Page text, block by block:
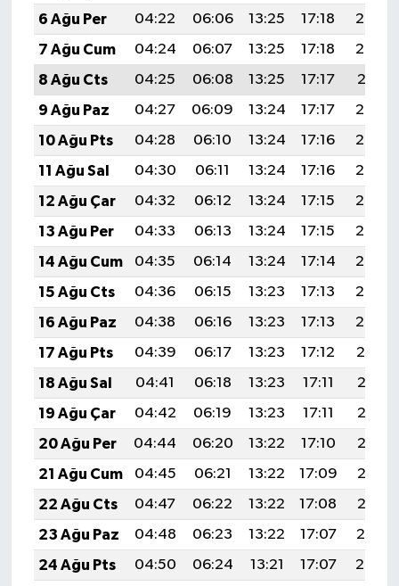
6 Ağu Per
04:22 06:06 13:25 17:18
20:34
7 Ağu Cum
04:24 06:07 13:25 17:18
20:33
8 Ağu Cts
04:25 06:08 13:25 17:17
20:31
9 Ağu Paz
04:27 06:09 13:24 17:17
20:30
10 Ağu Pts
04:28 06:10 13:24 17:16
20:29
11 Ağu Sal
04:30 06:11 13:24 17:16
20:27
12 Ağu Çar
04:32 06:12 13:24 17:15
20:26
13 Ağu Per
04:33 06:13 13:24 17:15
20:25
14 Ağu Cum
04:35 06:14 13:24 17:14
20:23
15 Ağu Cts
04:36 06:15 13:23 17:13
20:22
16 Ağu Paz
04:38 06:16 13:23 17:13
20:20
17 Ağu Pts
04:39 06:17 13:23 17:12
20:19
18 Ağu Sal
04:41 06:18 13:23 17:11
20:18
19 Ağu Çar
04:42 06:19 13:23 17:11
20:16
20 Ağu Per
04:44 06:20 13:22 17:10
20:15
21 Ağu Cum
04:45 06:21 13:22 17:09
20:13
22 Ağu Cts
04:47 06:22 13:22 17:08
20:12
23 Ağu Paz
04:48 06:23 13:22 17:07
20:10
24 Ağu Pts
04:50 06:24 13:21 17:07
20:08